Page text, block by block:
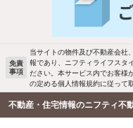
バス・トイレ別
駐車場あり
洗濯機置場あり
エアコンあり
免責
事項
当サイトの物件及び不動産会社
報であり、ニフティライフスタ
ださい。本サービス内でお客様
の定める個人情報規約に従って
不動産・住宅情報のニフティ不